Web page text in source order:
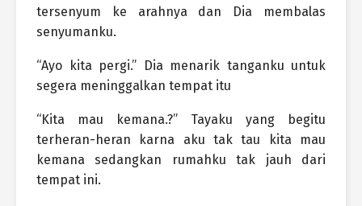
tersenyum ke arahnya dan Dia membalas
senyumanku.
“Ayo kita pergi.” Dia menarik tanganku untuk
segera meninggalkan tempat itu
“Kita mau kemana.?” Tayaku yang begitu
terheran-heran karna aku tak tau kita mau
kemana sedangkan rumahku tak jauh dari
tempat ini.